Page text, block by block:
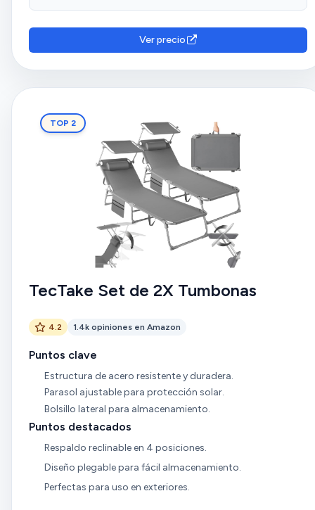
Ver precio
TOP 2
TecTake Set de 2X Tumbonas
4.2 1.4k opiniones en Amazon
Puntos clave
Estructura de acero resistente y duradera.
Parasol ajustable para protección solar.
Bolsillo lateral para almacenamiento.
Puntos destacados
Respaldo reclinable en 4 posiciones.
Diseño plegable para fácil almacenamiento.
Perfectas para uso en exteriores.